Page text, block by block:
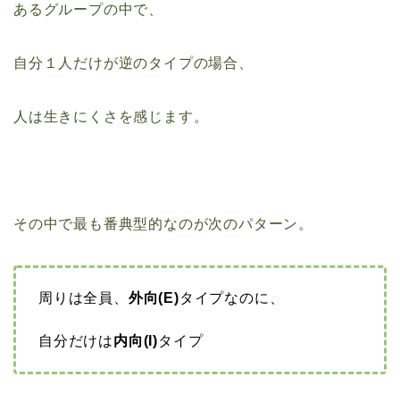
あるグループの中で、
自分１人だけが逆のタイプの場合、
人は生きにくさを感じます。
その中で最も番典型的なのが次のパターン。
周りは全員、 外向(E)タイプなのに、
自分だけは内向(I)タイプ